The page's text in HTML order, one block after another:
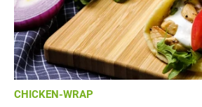
CHICKEN-WRAP